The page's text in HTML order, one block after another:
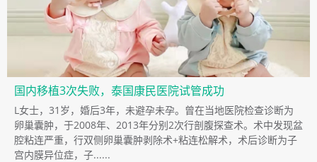
国内移植3次失败，泰国康民医院试管成功
L女士，31岁，婚后3年，未避孕未孕。曾在当地医院检查诊断为
卵巢囊肿，于2008年、2013年分别2次行剖腹探查术。术中发现盆
腔粘连严重，行双侧卵巢囊肿剥除术+粘连松解术，术后诊断为子
宫内膜异位症，子......